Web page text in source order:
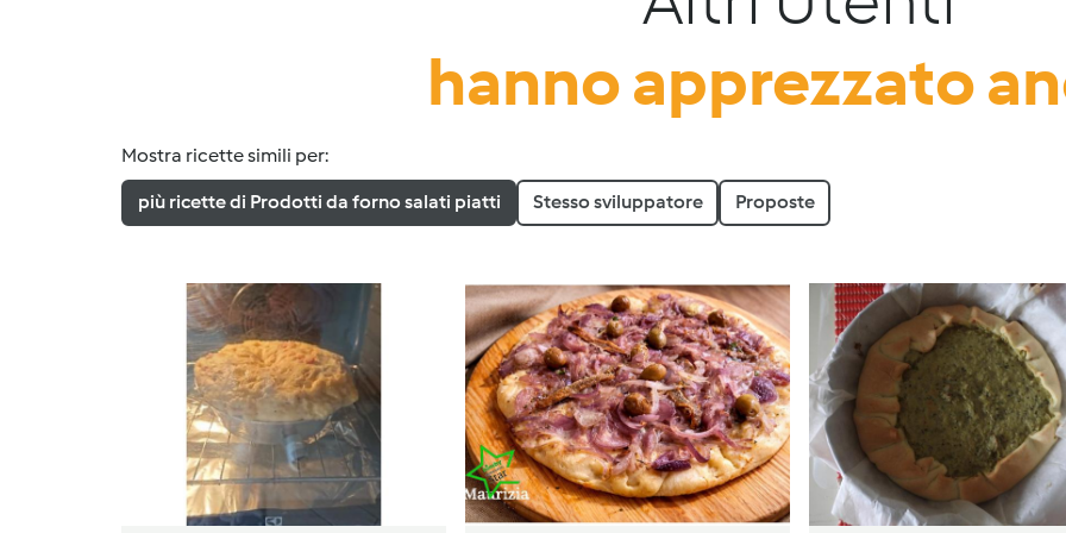
hanno apprezzato
Mostra ricette simili per:
più ricette di Prodotti da forno salati piatti Stesso sviluppatore Proposte